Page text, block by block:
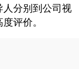
人分别到公司视
评价。